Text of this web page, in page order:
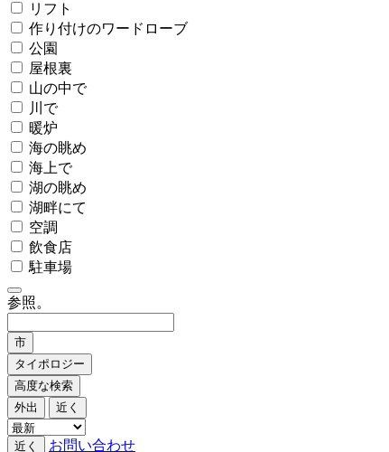
リフト
作り付けのワードローブ
公園
屋根裏
山の中で
川で
暖炉
海の眺め
海上で
湖の眺め
湖畔にて
空調
飲食店
駐車場
参照。
市
タイポロジー
高度な検索
外出
近く
近く お問い合わせ